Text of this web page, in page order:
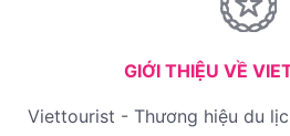
GIỚI THIỆU VỀ
Viettourist - Thương hiệu du